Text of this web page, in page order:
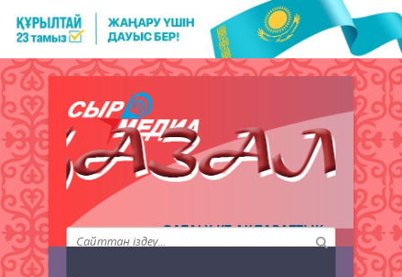
QAZALY.KZ АҚПАРАТТЫҚ
АГЕНТТІГІ